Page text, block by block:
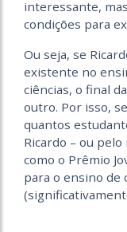
interessante,
condições para
Ou seja, se
existente no
ciências, o final
outro. Por isso,
quantos
Ricardo – ou
como o Prêmio
para o ensino de